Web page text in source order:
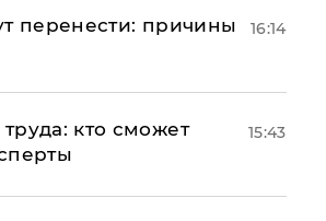
перенести: причины
16:14
кто сможет
15:43